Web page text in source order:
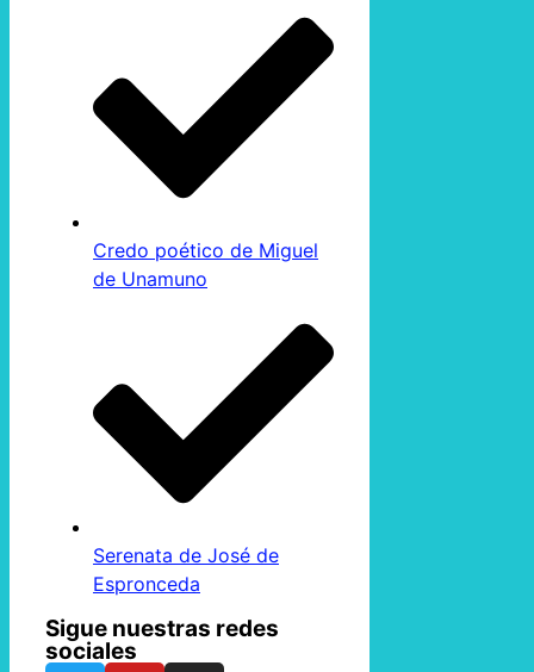
Credo poético de Miguel
de Unamuno
Serenata de José de
Espronceda
Sigue nuestras redes
sociales